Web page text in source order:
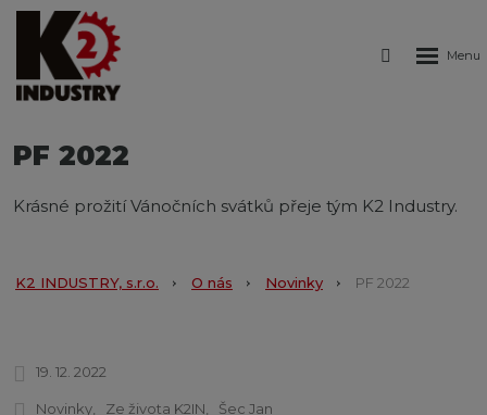
PF 2022
Krásné prožití Vánočních svátků přeje tým K2 Industry.
K2 INDUSTRY, s.r.o. O nás Novinky PF 2022
19. 12. 2022
Novinky Ze života K2IN Šec Jan